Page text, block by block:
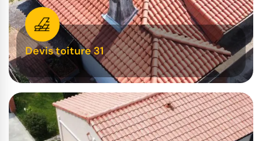
Devis toiture 31